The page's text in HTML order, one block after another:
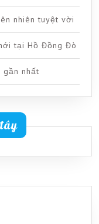
nhiên tuyệt vời
tại Hồ Đồng Đò
nhất